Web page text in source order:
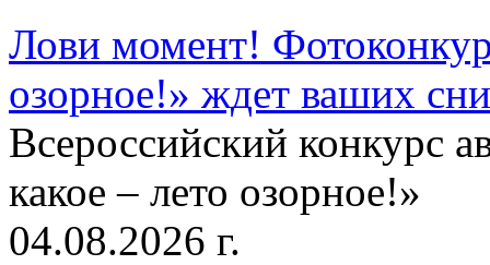
Лови момент!
озорное!» ждет ваших
Всероссийский конкурс
какое – лето озорное!»
04.08.2026 г.